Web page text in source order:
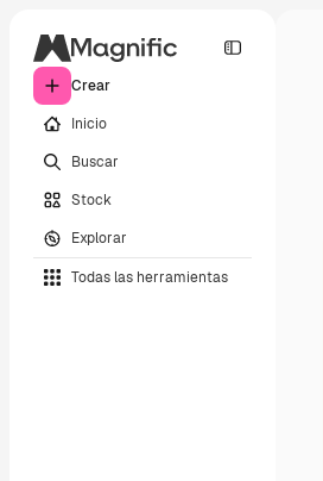
Crear
Inicio
Buscar
Stock
Explorar
Todas las herramientas